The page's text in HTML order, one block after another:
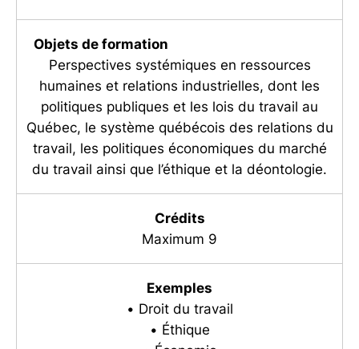
Objets de formation
Perspectives systémiques en ressources
humaines et relations industrielles, dont les
politiques publiques et les lois du travail au
Québec, le système québécois des relations du
travail, les politiques économiques du marché
du travail ainsi que l’éthique et la déontologie.
Crédits
Maximum 9
Exemples
• Droit du travail
• Éthique